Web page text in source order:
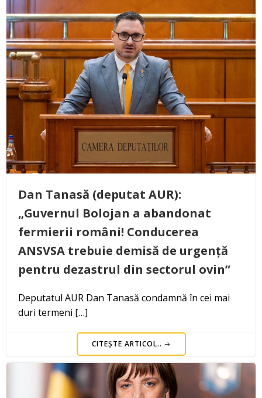
Dan Tanasă (deputat AUR):
„Guvernul Bolojan a abandonat
fermierii români! Conducerea
ANSVSA trebuie demisă de urgență
pentru dezastrul din sectorul ovin”
Deputatul AUR Dan Tanasă condamnă în cei mai
duri termeni […]
CITEȘTE ARTICOL..